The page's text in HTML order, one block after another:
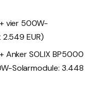
vier 500W-
EUR)
Anker SOLIX BP5000
Solarmodule: 3.448